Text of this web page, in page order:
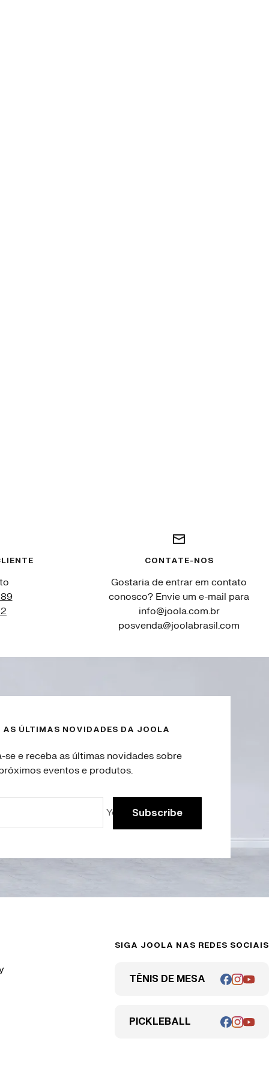
CONTATE-NOS
Gostaria de entrar em contato
conosco? Envie um e-mail para
info@joola.com.br
posvenda@joolabrasil.com
AS ÚLTIMAS NOVIDADES DA JOOLA
se e receba as últimas novidades sobre
eventos e produtos.
Your e-mailSubscribe
SIGA JOOLA NAS REDES SOCIAIS
TÊNIS DE MESA
PICKLEBALL